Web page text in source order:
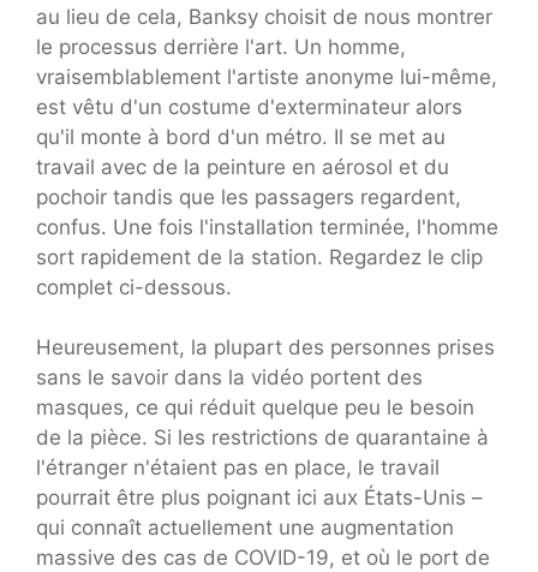
au lieu de cela, Banksy choisit de nous montrer
le processus derrière l'art. Un homme,
vraisemblablement l'artiste anonyme lui-même,
est vêtu d'un costume d'exterminateur alors
qu'il monte à bord d'un métro. Il se met au
travail avec de la peinture en aérosol et du
pochoir tandis que les passagers regardent,
confus. Une fois l'installation terminée, l'homme
sort rapidement de la station. Regardez le clip
complet ci-dessous.
Heureusement, la plupart des personnes prises
sans le savoir dans la vidéo portent des
masques, ce qui réduit quelque peu le besoin
de la pièce. Si les restrictions de quarantaine à
l'étranger n'étaient pas en place, le travail
pourrait être plus poignant ici aux États-Unis –
qui connaît actuellement une augmentation
massive des cas de COVID-19, et où le port de